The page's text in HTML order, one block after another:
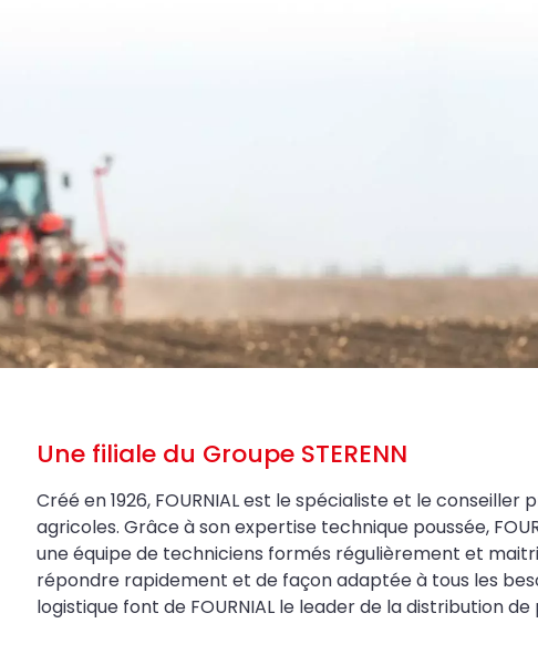
Une filiale du Groupe STERENN
Créé en 1926, FOURNIAL est le spécialiste et le
agricoles. Grâce à son expertise technique poussée,
une équipe de techniciens formés régulièrement et
répondre rapidement et de façon adaptée à tous les
logistique font de FOURNIAL le leader de la distribution